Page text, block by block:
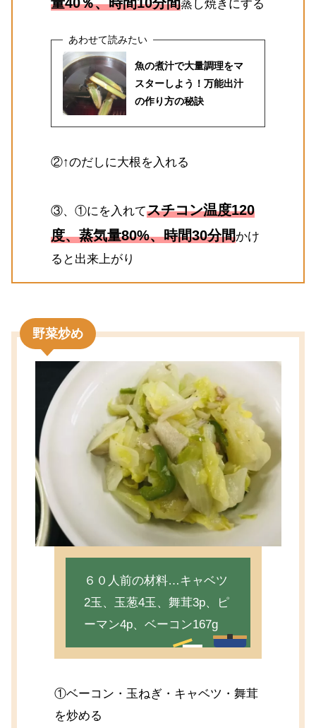
蒸し焼きにする
魚の煮汁で大量調理をマ
スターしよう！万能出汁
の作り方の秘訣
②↑のだしに大根を入れる
③、①にを入れてスチコン温度120
度、蒸気量80%、時間30分間かけ
ると出来上がり
野菜炒め
６０人前の材料…キャベツ
2玉、玉葱4玉、舞茸3p、ピ
ーマン4p、ベーコン167g
①ベーコン・玉ねぎ・キャベツ・舞茸
を炒める